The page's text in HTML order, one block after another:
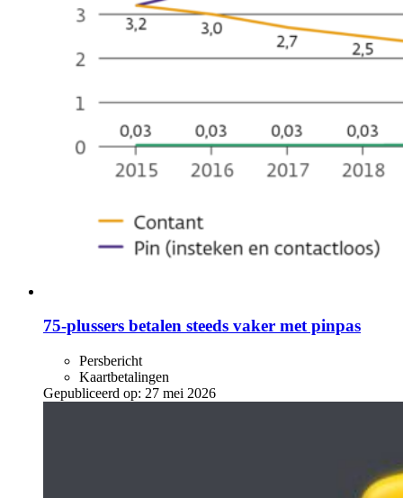
75-plussers betalen steeds vaker met pinpas
Persbericht
Kaartbetalingen
Gepubliceerd op: 27 mei 2026